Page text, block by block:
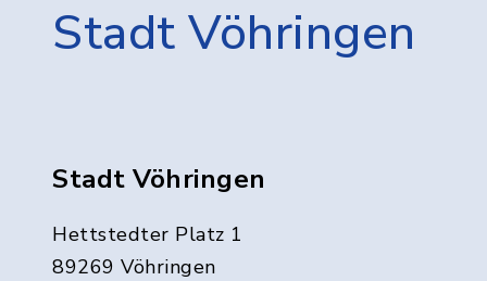
Stadt Vöhringen
Stadt Vöhringen
Hettstedter Platz 1
89269 Vöhringen